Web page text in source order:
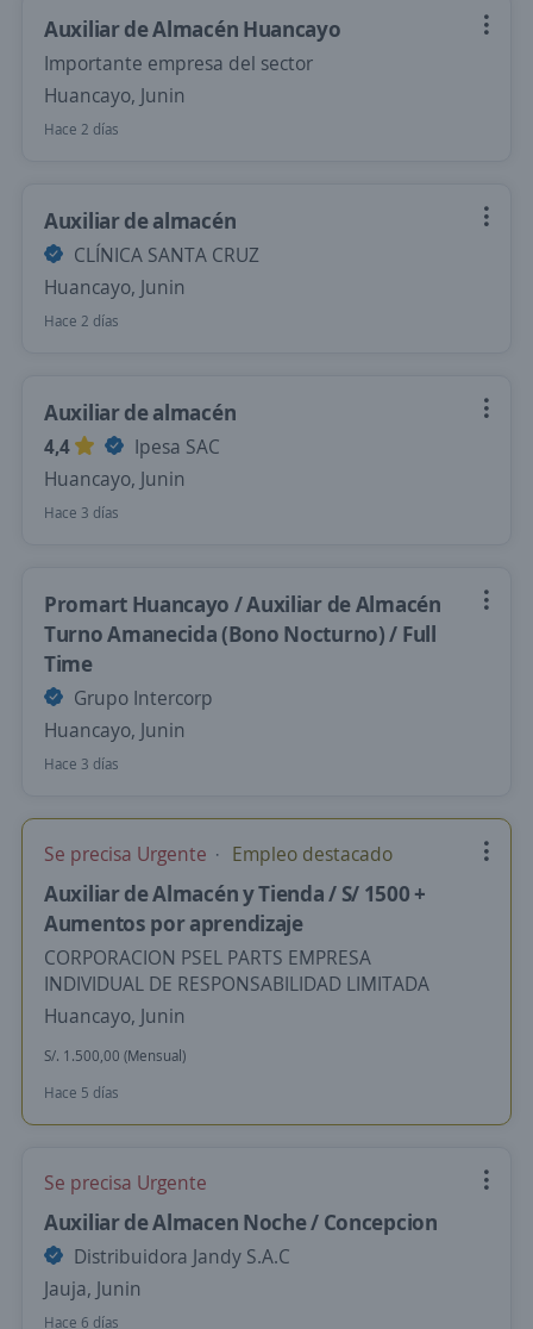
Auxiliar de Almacén Huancayo
Importante empresa del sector
Huancayo, Junin
Hace 2 días
Auxiliar de almacén
CLÍNICA SANTA CRUZ
Huancayo, Junin
Hace 2 días
Auxiliar de almacén
4,4
Ipesa SAC
Huancayo, Junin
Hace 3 días
Promart Huancayo / Auxiliar de Almacén
Turno Amanecida (Bono Nocturno) / Full
Time
Grupo Intercorp
Huancayo, Junin
Hace 3 días
Se precisa Urgente Empleo destacado
Auxiliar de Almacén y Tienda / S/ 1500 +
Aumentos por aprendizaje
CORPORACION PSEL PARTS EMPRESA
INDIVIDUAL DE RESPONSABILIDAD LIMITADA
Huancayo, Junin
S/. 1.500,00 (Mensual)
Hace 5 días
Se precisa Urgente
Auxiliar de Almacen Noche / Concepcion
Distribuidora Jandy S.A.C
Jauja, Junin
Hace 6 días